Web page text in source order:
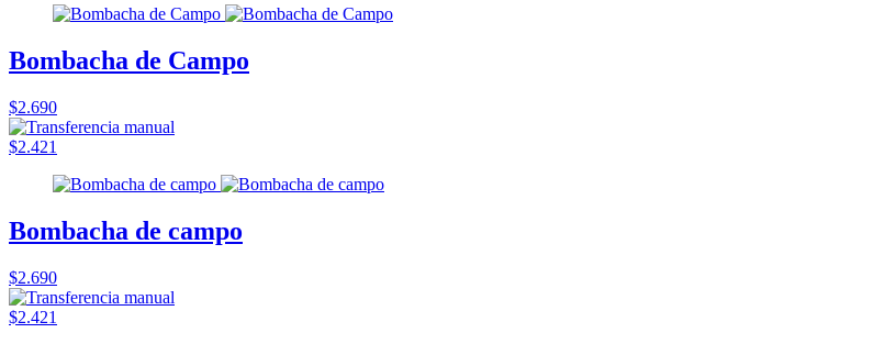
Bombacha de Campo
$2.690
$2.421
Bombacha de campo
$2.690
$2.421